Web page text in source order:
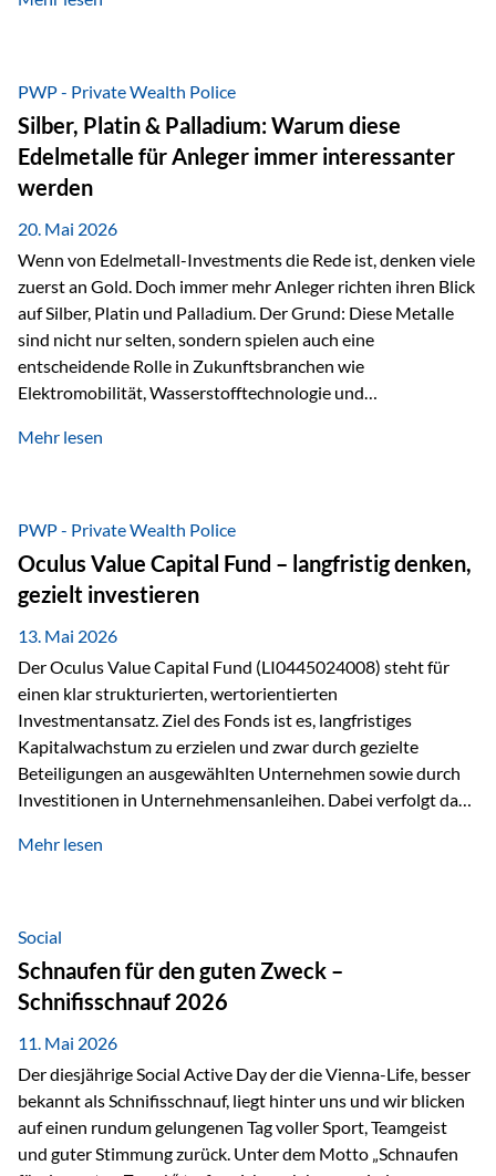
Unsicherheit abzusichern. Genau hier rücken reale und
monetäre Rolle zurück Gold erlebt derzeit eine
bemerkenswerte Renaissance als monetärer Wertspeicher.
Treiber sind Rekordkäufe der Zentralbanken, geopolitische
Spannungen und ein schleichender Vertrauensverlust in
ungedeckte Papierwährungen. Wie groß dieser
Vertrauensverlust ausfällt, zeigt ein nüchterner
PWP - Private Wealth Police
Silber, Platin & Palladium: Warum diese
Edelmetalle für Anleger immer interessanter
werden
20. Mai 2026
Wenn von Edelmetall-Investments die Rede ist, denken viele
zuerst an Gold. Doch immer mehr Anleger richten ihren Blick
auf Silber, Platin und Palladium. Der Grund: Diese Metalle
sind nicht nur selten, sondern spielen auch eine
entscheidende Rolle in Zukunftsbranchen wie
Elektromobilität, Wasserstofftechnologie und
Faktoren für Investoren – begrenztes Angebot und
klassischer „Sicherheitsanker“ gilt, bieten Silber, Platin und
Palladium zusätzlich die Chance, von technologischen
Entwicklungen zu profitieren. Die Nachfrage entsteht nicht
nur durch Anleger, sondern vor allem durch die Industrie.
Gerade in…
Mehr lesen
PWP - Private Wealth Police
Oculus Value Capital Fund – langfristig denken,
gezielt investieren
13. Mai 2026
Der Oculus Value Capital Fund (LI0445024008) steht für
einen klar strukturierten, wertorientierten
Investmentansatz. Ziel des Fonds ist es, langfristiges
Kapitalwachstum zu erzielen und zwar durch gezielte
Beteiligungen an ausgewählten Unternehmen sowie durch
Investitionen in Unternehmensanleihen. Dabei verfolgt das
Marktbewegungen stehen im Fokus, sondern die
innerhalb der Private Wealth Police der Vienna-Life steht
der Oculus Value Capital Fund für einen langfristig
orientierten Value-Investing-Ansatz mit Fokus auf
fundamentale Unternehmensanalyse und nachhaltige
Wertentwicklung. Der Investmentansatz: Value Investing
mit Weitblick Im Zentrum steht ein…
Mehr lesen
Social
Schnaufen für den guten Zweck –
Schnifisschnauf 2026
11. Mai 2026
Der diesjährige Social Active Day der die Vienna-Life, besser
bekannt als Schnifisschnauf, liegt hinter uns und wir blicken
auf einen rundum gelungenen Tag voller Sport, Teamgeist
und guter Stimmung zurück. Unter dem Motto „Schnaufen